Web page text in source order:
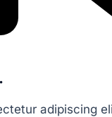
adipiscing